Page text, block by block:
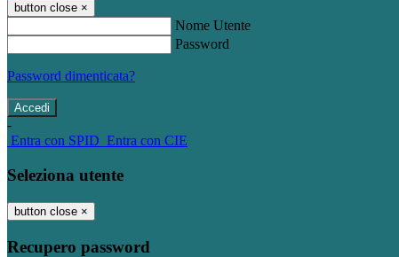
button close ×
Nome Utente
Password
Password dimenticata?
-
Entra con SPID Entra con CIE
Seleziona utente
button close ×
Recupero password